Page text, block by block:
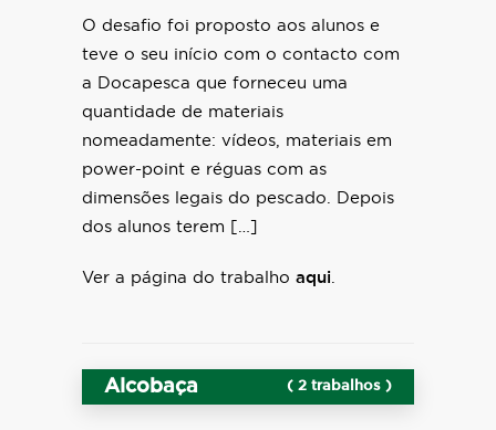
O desafio foi proposto aos alunos e
teve o seu início com o contacto com
a Docapesca que forneceu uma
quantidade de materiais
nomeadamente: vídeos, materiais em
power-point e réguas com as
dimensões legais do pescado. Depois
dos alunos terem […]
Ver a página do trabalho aqui.
Alcobaça ( 2 trabalhos )